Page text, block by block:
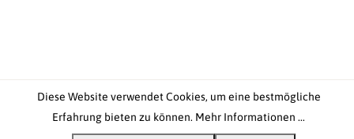
Diese Website verwendet Cookies, um eine bestmögliche
Erfahrung bieten zu können. Mehr Informationen ...